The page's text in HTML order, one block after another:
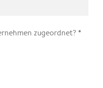
zugeordnet? *